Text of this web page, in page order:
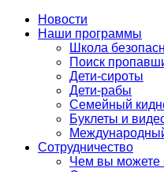
Новости
Наши программы
Школа
Поиск
Дети-сироты
Дети-рабы
Семейный
Буклеты и
Сотрудничество
Чем вы можете